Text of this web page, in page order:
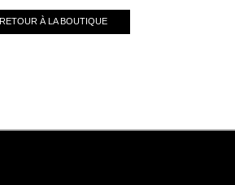
RETOUR À LA BOUTIQUE